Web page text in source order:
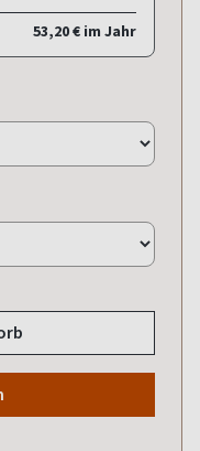
53,20 € im Jahr